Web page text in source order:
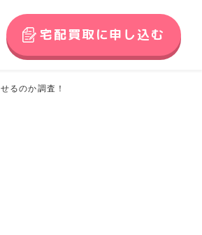
宅配買取に申し込む
るのか調査！